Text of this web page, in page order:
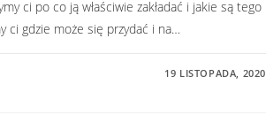
ci po co ją właściwie zakładać i jakie są tego
ci gdzie może się przydać i na…
19 LISTOPADA, 2020